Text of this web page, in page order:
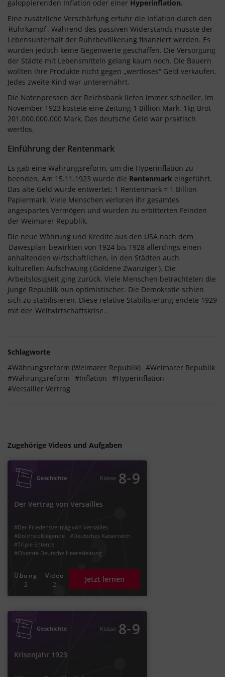
galoppierenden Inflation oder einer Hyperinflation.
Eine zusätzliche Verschärfung erfuhr die Inflation durch den
Ruhrkampf. Während des passiven Widerstands musste der
Lebensunterhalt der Ruhrbevölkerung finanziert werden. Es
wurden jedoch keine Gegenwerte geschaffen. Die Versorgung
der Städte mit Lebensmitteln gelang kaum noch. Die Bauern
wollten ihre Produkte nicht gegen „wertloses“ Geld verkaufen.
Jedes zweite Kind war unterernährt.
Die Notenpressen der Reichsbank liefen immer schneller. Im
November 1923 kostete eine Zeitung 1 Billion Mark, 1kg Brot
201.000.000.000 Mark. Das deutsche Geld war praktisch
wertlos.
Einführung der Rentenmark
Es gab eine Währungsreform, um die Hyperinflation zu
beenden. Am 15.11.1923 wurde die Rentenmark eingeführt.
Das alte Geld wurde entwertet: 1 Rentenmark = 1 Billion
Papiermark. Viele Menschen verloren ihr gesamtes
angespartes Vermögen und wurden zu erbitterten Feinden
der Weimarer Republik.
Die neue Währung und Kredite aus den USA nach dem
Dawesplan bewirkten von 1924 bis 1928 allerdings einen
anhaltenden wirtschaftlichen, in den Städten auch
kulturellen Aufschwung (Goldene Zwanziger). Die
Arbeitslosigkeit ging zurück. Viele Menschen betrachteten die
junge Republik nun optimistischer. Die Demokratie schien
sich zu stabilisieren. Diese relative Stabilisierung endete 1929
mit der Weltwirtschaftskrise .
Schlagworte
#Währungsreform (Weimarer Republik) #Weimarer Republik
#Währungsreform #Inflation #Hyperinflation
#Versailler Vertrag
Zugehörige Videos und Aufgaben
Geschichte Klasse 8‐9
Der Vertrag von Versailles
#Der Friedensvertrag von Versailles
#Dolchstoßlegende
#Deutsches Kaiserreich
#Triple Entente
#Oberste Deutsche Heeresleitung
#Die Weimarer Republik
#Paul von Hindenburg
#Kriegsschuldartikel
#Schuldfrage
#Erster Weltkrieg
#alliierte Siegermächte
#Russisches Zarenreich
#Sowjetunion
#Königreich Italien
#Großbritannien
#Vereintes Königreich
#England
#Besetzung des Rheingebietes
Übung
2
Video
2
Jetzt lernen
Geschichte Klasse 8‐9
Krisenjahr 1923